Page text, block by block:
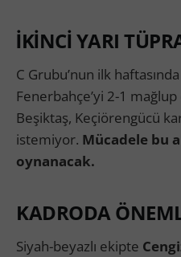
İKİNCİ YARI
C Grubu’nun ilk
Fenerbahçe’yi 2-1
Beşiktaş, Keçiörengücü
istemiyor. Mücadele bu
oynanacak.
KADRODA
Siyah-beyazlı ekipte